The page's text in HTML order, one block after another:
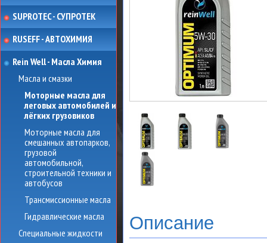
SUPROTEC - СУПРОТЕК
RUSEFF - АВТОХИМИЯ
Rein Well - Масла Химия
Масла и смазки
Моторные масла для
леговых автомобилей и
лёгких грузовиков
Моторные масла для
смешанных автопарков,
грузовой
автомобильной,
строительной техники и
автобусов
Трансмиссионные масла
Гидравлические масла
Специальные жидкости
Описание